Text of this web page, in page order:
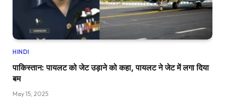
HINDI
पाकिस्तान: पायलट को जेट उड़ाने को कहा, पायलट ने जेट में लगा दिया
बम
May 15, 2025